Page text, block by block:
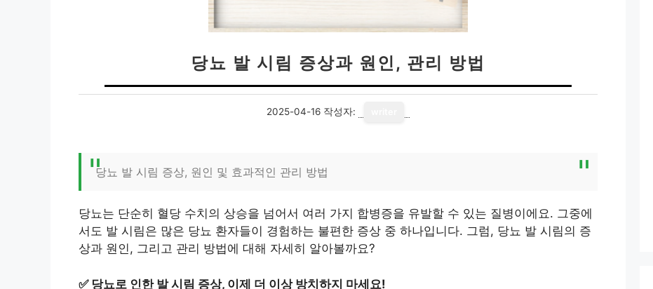
당뇨 발 시림 증상과 원인, 관리 방법
2025-04-16 작성자:
당뇨 발 시림 증상, 원인 및 효과적인 관리 방법
당뇨는 단순히 혈당 수치의 상승을 넘어서 여러 가지 합병증을 유발할 수 있는 질병이에요. 그중에
서도 발 시림은 많은 당뇨 환자들이 경험하는 불편한 증상 중 하나입니다. 그럼, 당뇨 발 시림의 증
상과 원인, 그리고 관리 방법에 대해 자세히 알아볼까요?
✅ 당뇨로 인한 발 시림 증상, 이제 더 이상 방치하지 마세요!